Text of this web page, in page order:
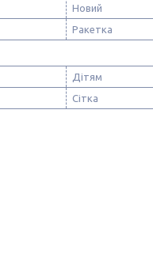
Новий
Ракетка
Дітям
Сітка